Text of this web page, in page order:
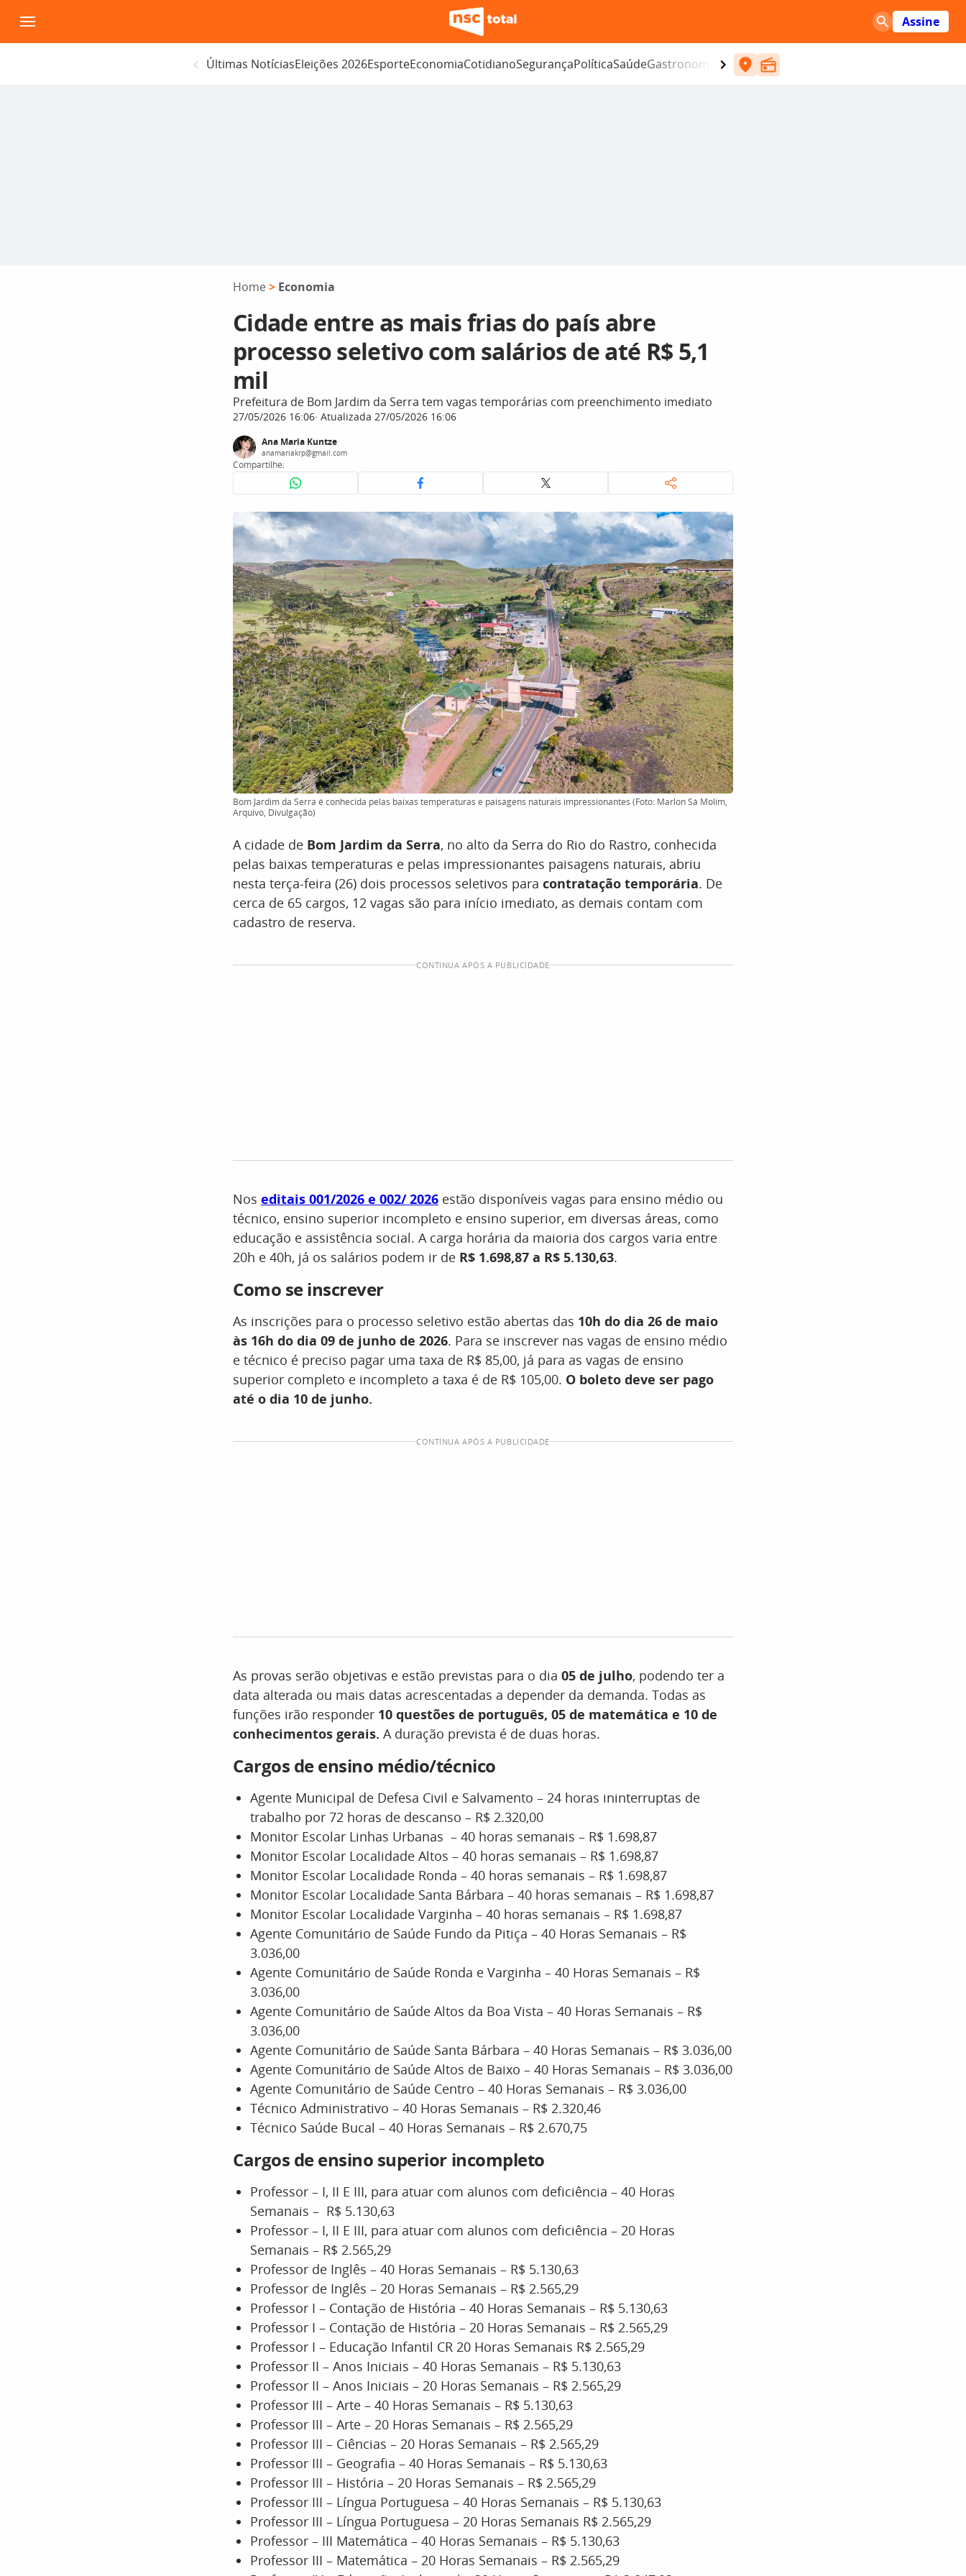
para
o
Assine
Últimas NotíciasEleições 2026EsporteEconomiaCotidianoSegurançaPolíticaSaúdeGastronomia Entretenimento
Home > Economia
Cidade entre as mais frias do país abre
processo seletivo com salários de até R$ 5,1
mil
Prefeitura de Bom Jardim da Serra tem vagas temporárias com preenchimento imediato
27/05/2026 16:06 Atualizada 27/05/2026 16:06
Ana Maria Kuntze
anamariakrp@gmail.com
Compartilhe:
Bom Jardim da Serra é conhecida pelas baixas temperaturas e paisagens naturais impressionantes (Foto: Marlon Sá Molim,
Arquivo, Divulgação)
A cidade de Bom Jardim da Serra, no alto da Serra do Rio do Rastro, conhecida
pelas baixas temperaturas e pelas impressionantes paisagens naturais, abriu
nesta terça-feira (26) dois processos seletivos para contratação temporária. De
cerca de 65 cargos, 12 vagas são para início imediato, as demais contam com
cadastro de reserva.
CONTINUA APÓS A PUBLICIDADE
Nos editais 001/2026 e 002/ 2026 estão disponíveis vagas para ensino médio ou
técnico, ensino superior incompleto e ensino superior, em diversas áreas, como
educação e assistência social. A carga horária da maioria dos cargos varia entre
20h e 40h, já os salários podem ir de R$ 1.698,87 a R$ 5.130,63.
Como se inscrever
As inscrições para o processo seletivo estão abertas das 10h do dia 26 de maio
às 16h do dia 09 de junho de 2026. Para se inscrever nas vagas de ensino médio
e técnico é preciso pagar uma taxa de R$ 85,00, já para as vagas de ensino
superior completo e incompleto a taxa é de R$ 105,00. O boleto deve ser pago
até o dia 10 de junho.
CONTINUA APÓS A PUBLICIDADE
As provas serão objetivas e estão previstas para o dia 05 de julho, podendo ter a
data alterada ou mais datas acrescentadas a depender da demanda. Todas as
funções irão responder 10 questões de português, 05 de matemática e 10 de
conhecimentos gerais. A duração prevista é de duas horas.
Cargos de ensino médio/técnico
Agente Municipal de Defesa Civil e Salvamento – 24 horas ininterruptas de
trabalho por 72 horas de descanso – R$ 2.320,00
Monitor Escolar Linhas Urbanas – 40 horas semanais – R$ 1.698,87
Monitor Escolar Localidade Altos – 40 horas semanais – R$ 1.698,87
Monitor Escolar Localidade Ronda – 40 horas semanais – R$ 1.698,87
Monitor Escolar Localidade Santa Bárbara – 40 horas semanais – R$ 1.698,87
Monitor Escolar Localidade Varginha – 40 horas semanais – R$ 1.698,87
Agente Comunitário de Saúde Fundo da Pitiça – 40 Horas Semanais – R$
3.036,00
Agente Comunitário de Saúde Ronda e Varginha – 40 Horas Semanais – R$
3.036,00
Agente Comunitário de Saúde Altos da Boa Vista – 40 Horas Semanais – R$
3.036,00
Agente Comunitário de Saúde Santa Bárbara – 40 Horas Semanais – R$ 3.036,00
Agente Comunitário de Saúde Altos de Baixo – 40 Horas Semanais – R$ 3.036,00
Agente Comunitário de Saúde Centro – 40 Horas Semanais – R$ 3.036,00
Técnico Administrativo – 40 Horas Semanais – R$ 2.320,46
Técnico Saúde Bucal – 40 Horas Semanais – R$ 2.670,75
Cargos de ensino superior incompleto
Professor – I, II E III, para atuar com alunos com deficiência – 40 Horas
Semanais – R$ 5.130,63
Professor – I, II E III, para atuar com alunos com deficiência – 20 Horas
Semanais – R$ 2.565,29
Professor de Inglês – 40 Horas Semanais – R$ 5.130,63
Professor de Inglês – 20 Horas Semanais – R$ 2.565,29
Professor I – Contação de História – 40 Horas Semanais – R$ 5.130,63
Professor I – Contação de História – 20 Horas Semanais – R$ 2.565,29
Professor I – Educação Infantil CR 20 Horas Semanais R$ 2.565,29
Professor II – Anos Iniciais – 40 Horas Semanais – R$ 5.130,63
Professor II – Anos Iniciais – 20 Horas Semanais – R$ 2.565,29
Professor III – Arte – 40 Horas Semanais – R$ 5.130,63
Professor III – Arte – 20 Horas Semanais – R$ 2.565,29
Professor III – Ciências – 20 Horas Semanais – R$ 2.565,29
Professor III – Geografia – 40 Horas Semanais – R$ 5.130,63
Professor III – História – 20 Horas Semanais – R$ 2.565,29
Professor III – Língua Portuguesa – 40 Horas Semanais – R$ 5.130,63
Professor III – Língua Portuguesa – 20 Horas Semanais R$ 2.565,29
Professor – III Matemática – 40 Horas Semanais – R$ 5.130,63
Professor III – Matemática – 20 Horas Semanais – R$ 2.565,29